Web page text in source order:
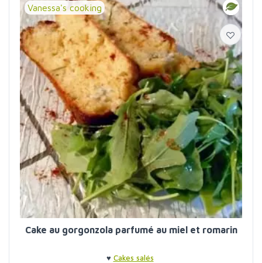
Vanessa's cooking
Cake au gorgonzola parfumé au miel et romarin
♥ Cakes salés